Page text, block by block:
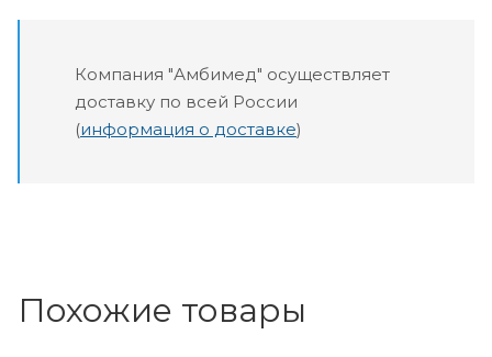
Компания "Амбимед" осуществляет
доставку по всей России
(информация о доставке)
Похожие товары